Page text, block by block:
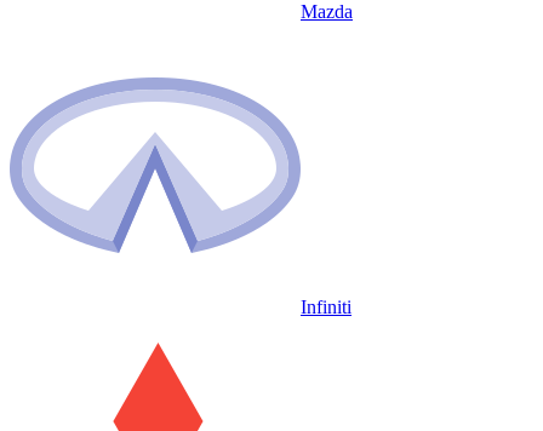
Mazda
Infiniti